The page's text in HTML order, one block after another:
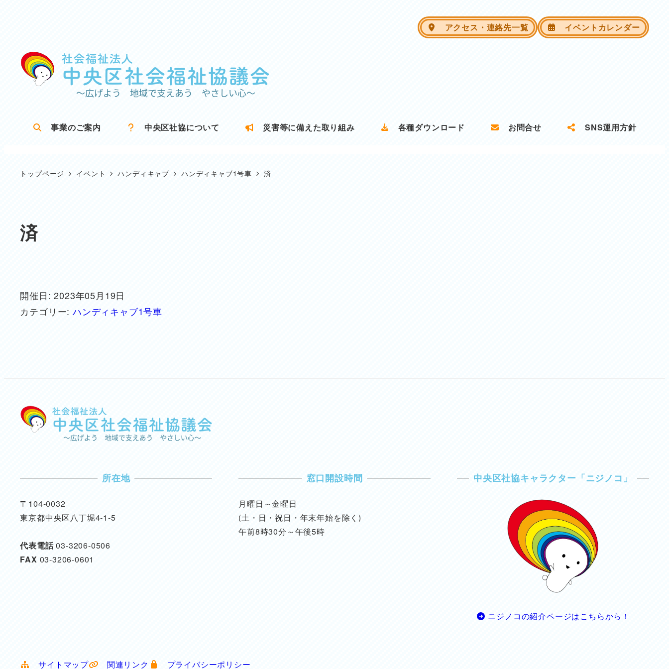
アクセス・連絡先一覧 イベントカレンダー
事業のご案内 中央区社協について 災害等に備えた取り組み 各種ダウンロード お問合せ SNS運用方針
トップページ イベント ハンディキャブ ハンディキャブ1号車 済
済
開催日: 2023年05月19日
カテゴリー: ハンディキャブ1号車
所在地
〒104-0032
東京都中央区八丁堀4-1-5
代表電話03-3206-0506
FAX 03-3206-0601
窓口開設時間
月曜日～金曜日
(土・日・祝日・年末年始を除く)
午前8時30分～午後5時
中央区社協キャラクター「ニジノコ」
ニジノコの紹介ページはこちらから！
サイトマップ 関連リンク プライバシーポリシー